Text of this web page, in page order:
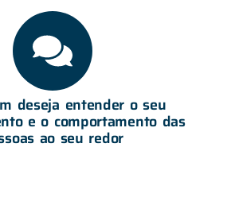
deseja entender o seu
e o comportamento das
ao seu redor